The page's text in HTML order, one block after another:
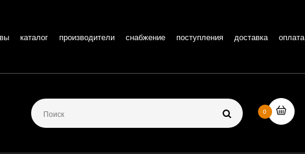
каталог производители снабжение поступления доставка оплата
0